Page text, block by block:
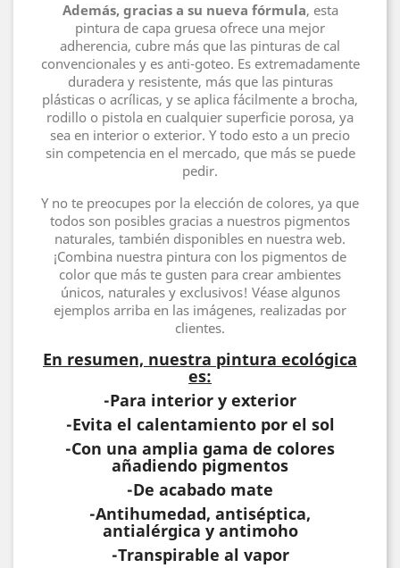
Además, gracias a su nueva fórmula, esta
pintura de capa gruesa ofrece una mejor
adherencia, cubre más que las pinturas de cal
convencionales y es anti-goteo. Es extremadamente
duradera y resistente, más que las pinturas
plásticas o acrílicas, y se aplica fácilmente a brocha,
rodillo o pistola en cualquier superficie porosa, ya
sea en interior o exterior. Y todo esto a un precio
sin competencia en el mercado, que más se puede
pedir.
Y no te preocupes por la elección de colores, ya que
todos son posibles gracias a nuestros pigmentos
naturales, también disponibles en nuestra web.
¡Combina nuestra pintura con los pigmentos de
color que más te gusten para crear ambientes
únicos, naturales y exclusivos! Véase algunos
ejemplos arriba en las imágenes, realizadas por
clientes.
En resumen, nuestra pintura ecológica
es:
-Para interior y exterior
-Evita el calentamiento por el sol
-Con una amplia gama de colores
añadiendo pigmentos
-De acabado mate
-Antihumedad, antiséptica,
antialérgica y antimoho
-Transpirable al vapor